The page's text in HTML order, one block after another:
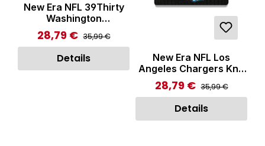
New Era NFL 39Thirty
Washington
Commanders Cap
Multicolor
Verkaufspreis:
28,79 € Regulärer Preis:
35,99 €
Details
New Era NFL Los
Angeles Chargers Knit
Beanie Black
Verkaufspreis:
28,79 € Regulärer Preis:
35,99 €
Details